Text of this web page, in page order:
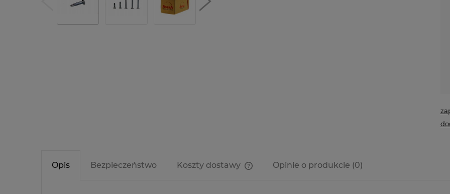
Opis Bezpieczeństwo Koszty dostawy Opinie o produkcie (0)